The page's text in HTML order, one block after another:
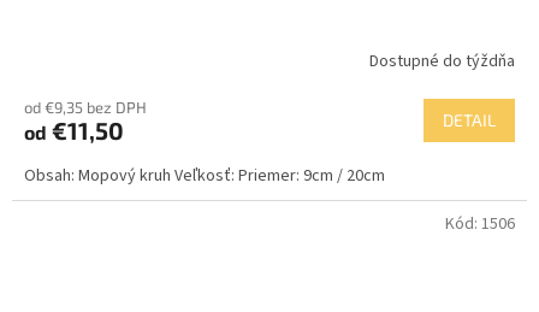
Dostupné do týždňa
od €9,35 bez DPH
od €11,50 DETAIL
Obsah: Mopový kruh Veľkosť: Priemer: 9cm / 20cm
Kód: 1506